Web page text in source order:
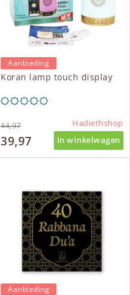
Koran lamp touch display
Aanbieding
Hadiethshop
44,97
39,97 In winkelwagen
Aanbieding